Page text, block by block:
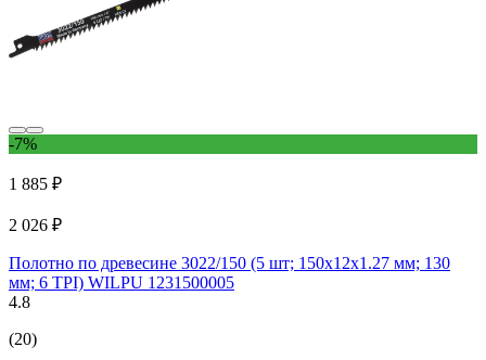
-7%
1 885 ₽
2 026 ₽
Полотно по древесине 3022/150 (5 шт; 150х12х1.27 мм; 130
мм; 6 TPI) WILPU 1231500005
4.8
(20)